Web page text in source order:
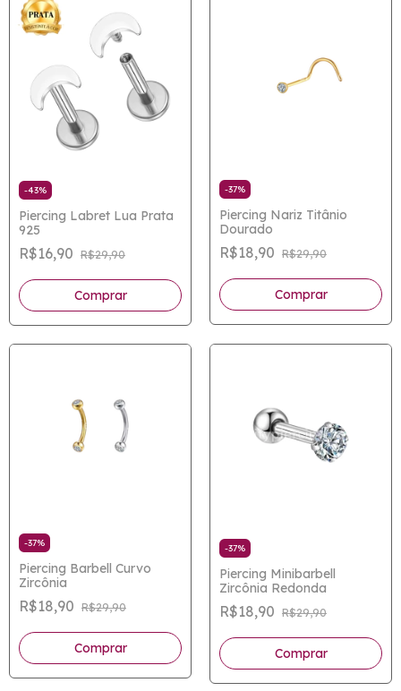
-43%
Piercing Labret Lua Prata
925
R$16,90 R$29,90
-37%
Piercing Nariz Titânio
Dourado
R$18,90 R$29,90
-37%
Piercing Barbell Curvo
Zircônia
R$18,90 R$29,90
Comprar
-37%
Piercing Minibarbell
Zircônia Redonda
R$18,90 R$29,90
Comprar